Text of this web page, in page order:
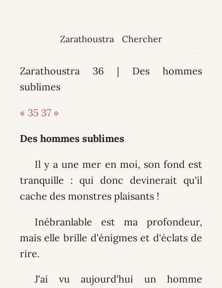
Zarathoustra Chercher
Zarathoustra 36 | Des hommes
sublimes
« 35 37 »
Des hommes sublimes
Il y a une mer en moi, son fond est
tranquille : qui donc devinerait qu'il
cache des monstres plaisants !
Inébranlable est ma profondeur,
mais elle brille d'énigmes et d'éclats de
rire.
J'ai vu aujourd'hui un homme